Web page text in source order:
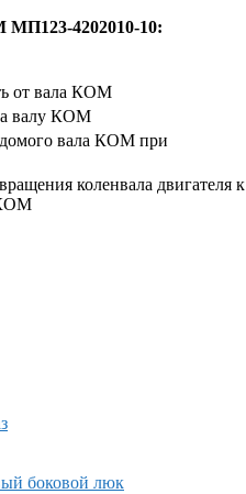
МП123-4202010-10:
от вала КОМ
валу КОМ
вала КОМ при
коленвала двигателя к
КОМ
боковой люк